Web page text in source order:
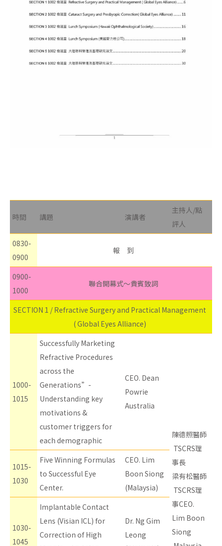
時間 講題 演講者
主持人/點
評人
0830-
0900
報 到
0900-
1000
聯合開幕式～貴賓致詞
SECTION 1 / Refractive Surgery and Practical Management
( Global Eyes Alliance)
1000-
1015
Successfully Marketing
Refractive Procedures
across the
Generations”-
Understanding key
motivations &
customer triggers for
each demographic
CEO. Dean
Powrie
Australia
陳德照醫師
TSCRS理
事長
梁有松醫師
TSCRS理
事CEO.
Lim Boon
Siong
1015-
1030
Five Winning Formulas
to Successful Eye
Center.
CEO. Lim
Boon Siong
(Malaysia)
1030-
1045
Implantable Contact
Lens (Visian ICL) for
Correction of High
Dr. Ng Gim
Leong